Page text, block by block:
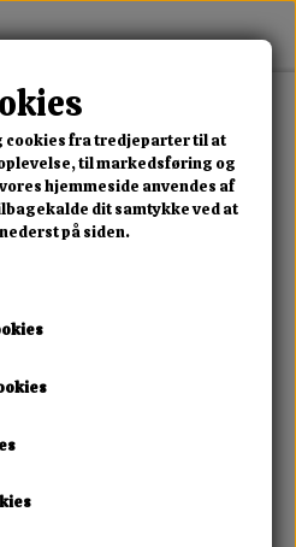
Noira Stud Heel Boot
cookies fra tredjeparter til at
til markedsføring og
hjemmeside anvendes af
dit samtykke ved at
på siden.